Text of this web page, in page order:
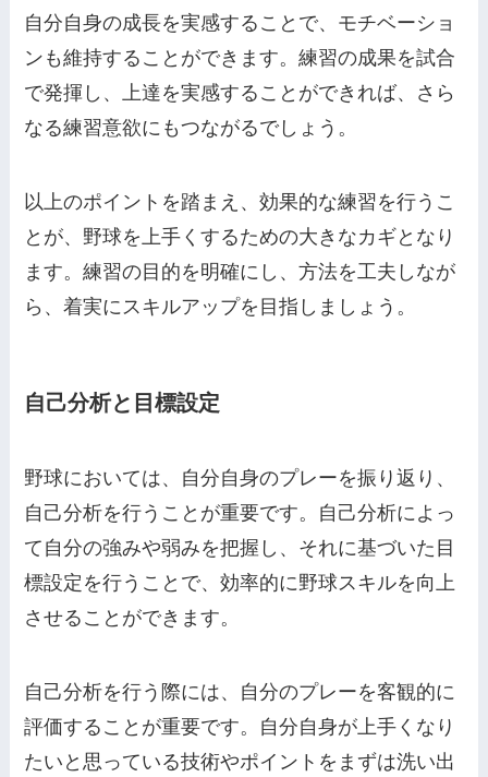
自分自身の成長を実感することで、モチベーショ
ンも維持することができます。練習の成果を試合
で発揮し、上達を実感することができれば、さら
なる練習意欲にもつながるでしょう。
以上のポイントを踏まえ、効果的な練習を行うこ
とが、野球を上手くするための大きなカギとなり
ます。練習の目的を明確にし、方法を工夫しなが
ら、着実にスキルアップを目指しましょう。
自己分析と目標設定
野球においては、自分自身のプレーを振り返り、
自己分析を行うことが重要です。自己分析によっ
て自分の強みや弱みを把握し、それに基づいた目
標設定を行うことで、効率的に野球スキルを向上
させることができます。
自己分析を行う際には、自分のプレーを客観的に
評価することが重要です。自分自身が上手くなり
たいと思っている技術やポイントをまずは洗い出